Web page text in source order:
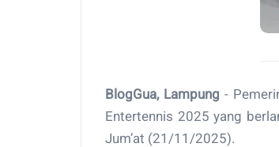
BlogGua, Lampung -
Entertennis 2025 yang
Jum’at (21/11/2025).